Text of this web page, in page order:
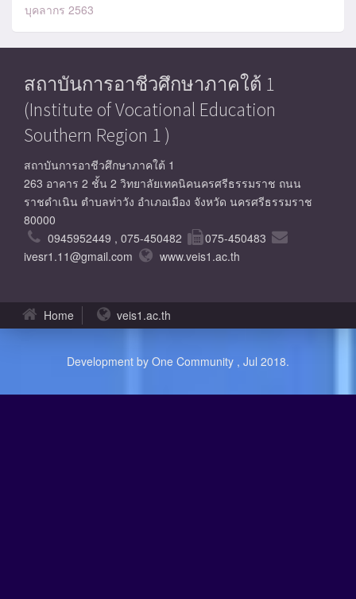
บุคลากร 2563
สถาบันการอาชีวศึกษาภาคใต้ 1
(Institute of Vocational Education
Southern Region 1 )
สถาบันการอาชีวศึกษาภาคใต้ 1
263 อาคาร 2 ชั้น 2 วิทยาลัยเทคนิคนครศรีธรรมราช ถนน
ราชดำเนิน ตำบลท่าวัง อำเภอเมือง จังหวัด นครศรีธรรมราช
80000
0945952449 , 075-450482
075-450483
ivesr1.11@gmail.com
www.veis1.ac.th
Home veis1.ac.th
Development by One Community , Jul 2018.